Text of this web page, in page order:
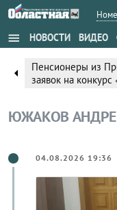
menu НОВОСТИ ВИДЕО
arrow_left
Пенсионеры из
заявок на
ЮЖАКОВ
04.08.2026 19:36